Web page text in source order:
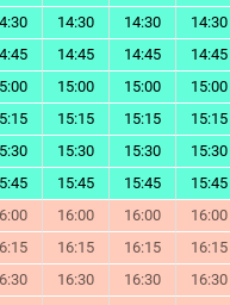
14:30 14:30
14:30
14:45 14:45
14:45
15:00 15:00
15:00
15:15 15:15
15:15
15:30 15:30
15:30
15:45 15:45
15:45
16:00 16:00
16:00
16:15 16:15
16:15
16:30 16:30
16:30